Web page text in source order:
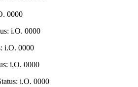
0000
i.O. 0000
i.O. 0000
i.O. 0000
i.O. 0000